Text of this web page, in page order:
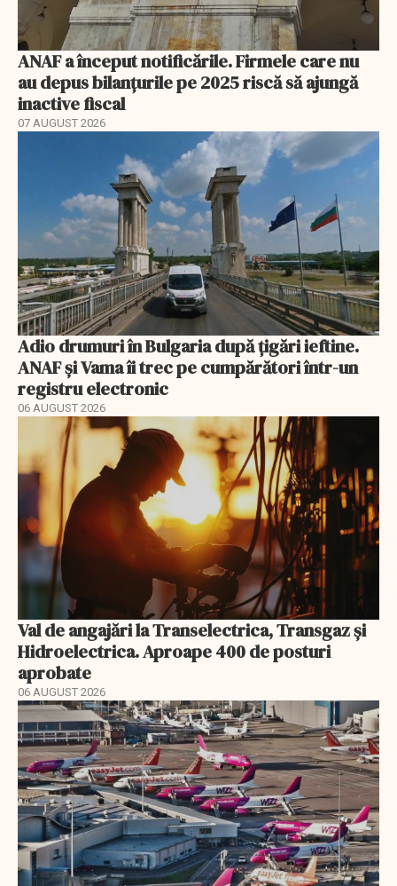
ANAF a început notificările. Firmele care nu
au depus bilanțurile pe 2025 riscă să ajungă
inactive fiscal
07 AUGUST 2026
Adio drumuri în Bulgaria după țigări ieftine.
ANAF și Vama îi trec pe cumpărători într-un
registru electronic
06 AUGUST 2026
Val de angajări la Transelectrica, Transgaz și
Hidroelectrica. Aproape 400 de posturi
aprobate
06 AUGUST 2026